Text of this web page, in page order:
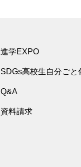
進学EXPO
SDGs高校生自分ごと
Q&A
資料請求